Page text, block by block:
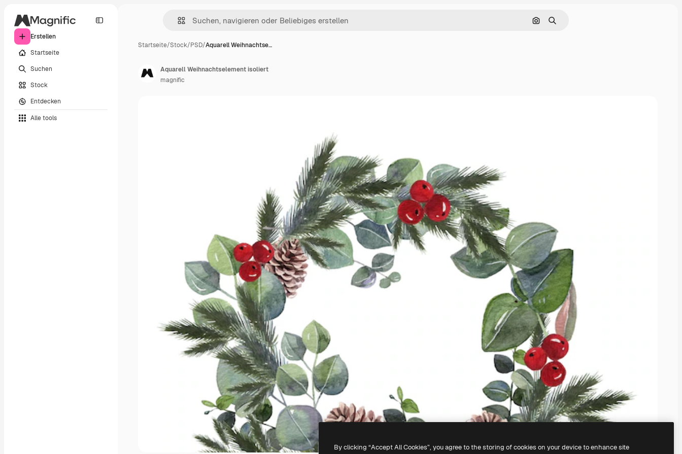
Erstellen
Startseite
Suchen
Stock
Entdecken
Alle tools
Nach Bild suchen
Suchen
Startseite/Stock/PSD/Aquarell Weihnachtse…
Aquarell Weihnachtselement isoliert
magnific
By clicking “Accept All Cookies”, you agree to the storing of cookies on your device to enhance site